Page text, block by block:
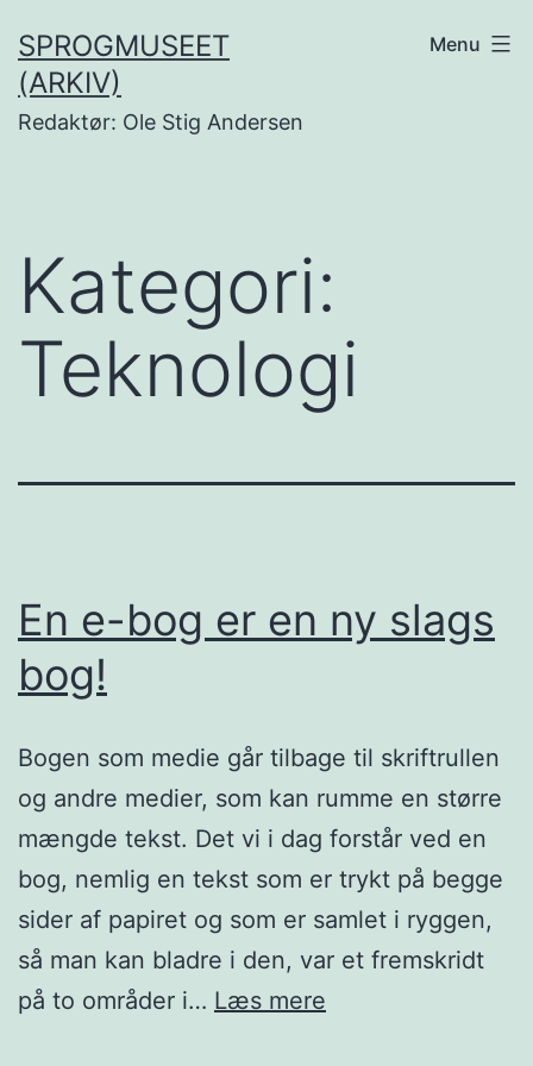
til
indhold
SPROGMUSEET
(ARKIV)
Redaktør: Ole Stig Andersen
Menu
Kategori:
Teknologi
En e-bog er en ny slags
bog!
Bogen som medie går tilbage til skriftrullen
og andre medier, som kan rumme en større
mængde tekst. Det vi i dag forstår ved en
bog, nemlig en tekst som er trykt på begge
sider af papiret og som er samlet i ryggen,
så man kan bladre i den, var et fremskridt
på to områder i… Læs mere